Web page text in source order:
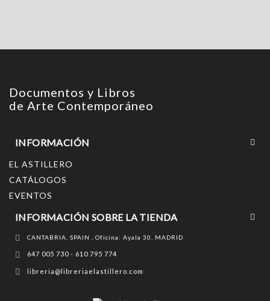
Documentos y Libros
de Arte Contemporáneo
INFORMACIÓN
EL ASTILLERO
CATÁLOGOS
EVENTOS
INFORMACIÓN SOBRE LA TIENDA
CANTABRIA, SPAIN , Oficina: Ayala 30, MADRID
647 005 730 - 610 795 774
libreria@libreriaelastillero.com